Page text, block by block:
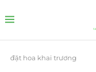
đặt hoa khai trương